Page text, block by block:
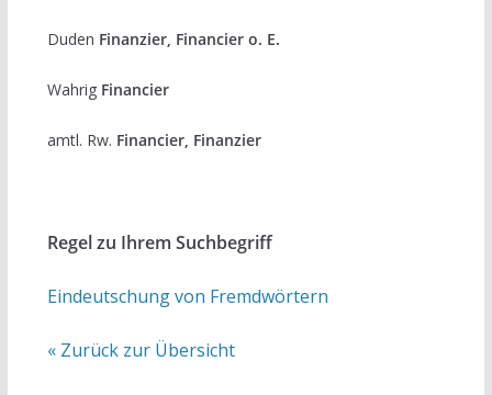
Duden Finanzier, Financier o. E.
Wahrig Financier
amtl. Rw. Financier, Finanzier
Regel zu Ihrem Suchbegriff
Eindeutschung von Fremdwörtern
« Zurück zur Übersicht